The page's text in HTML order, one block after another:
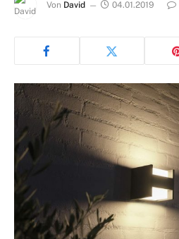
Von David 04.01.2019